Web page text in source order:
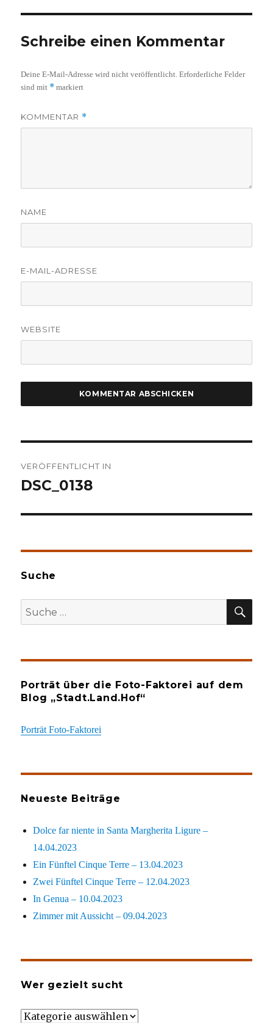
Schreibe einen Kommentar
Deine E-Mail-Adresse wird nicht veröffentlicht. Erforderliche Felder
sind mit * markiert
KOMMENTAR *
NAME
E-MAIL-ADRESSE
WEBSITE
VERÖFFENTLICHT IN
DSC_0138
Suche
Suche
nach:
Porträt über die Foto-Faktorei auf dem
Blog „Stadt.Land.Hof“
Porträt Foto-Faktorei
Neueste Beiträge
Dolce far niente in Santa Margherita Ligure –
14.04.2023
Ein Fünftel Cinque Terre – 13.04.2023
Zwei Fünftel Cinque Terre – 12.04.2023
In Genua – 10.04.2023
Zimmer mit Aussicht – 09.04.2023
Wer gezielt sucht
Wer